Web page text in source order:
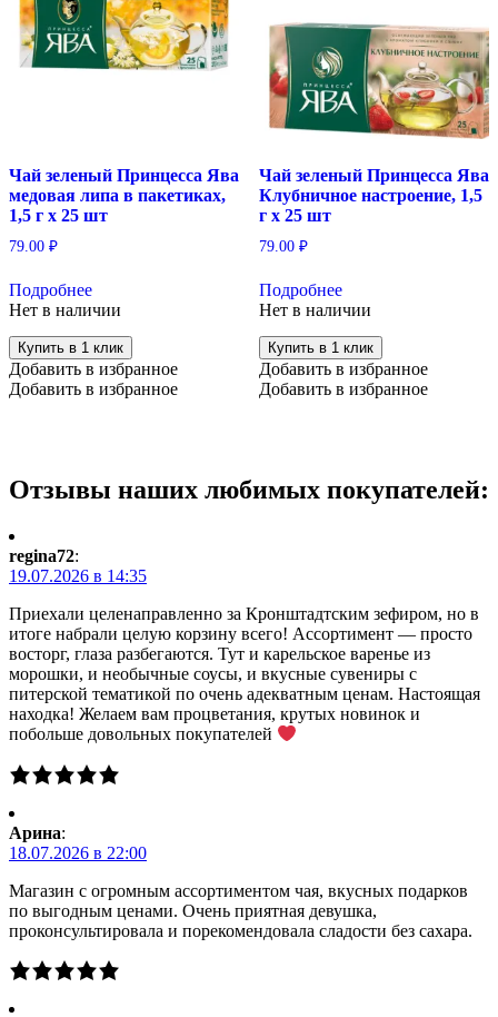
Чай зеленый Принцесса Ява
медовая липа в пакетиках,
1,5 г х 25 шт
79.00 ₽
Подробнее
Нет в наличии
Купить в 1 клик
Добавить в избранное
Добавить в избранное
Чай зеленый Принцесса Ява
Клубничное настроение, 1,5
г х 25 шт
79.00 ₽
Подробнее
Нет в наличии
Купить в 1 клик
Добавить в избранное
Добавить в избранное
Отзывы наших любимых покупателей:
regina72:
19.07.2026 в 14:35
Приехали целенаправленно за Кронштадтским зефиром, но в
итоге набрали целую корзину всего! Ассортимент — просто
восторг, глаза разбегаются. Тут и карельское варенье из
морошки, и необычные соусы, и вкусные сувениры с
питерской тематикой по очень адекватным ценам. Настоящая
находка! Желаем вам процветания, крутых новинок и
побольше довольных покупателей
Арина:
18.07.2026 в 22:00
Магазин с огромным ассортиментом чая, вкусных подарков
по выгодным ценами. Очень приятная девушка,
проконсультировала и порекомендовала сладости без сахара.